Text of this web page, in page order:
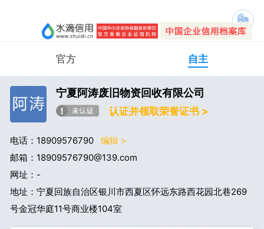
官方 自主
宁夏阿涛废旧物资回收有限公司
认证并领取荣誉证书 >
电话：18909576790
编辑 >
邮箱：18909576790@139.com
网址：-
地址：宁夏回族自治区银川市西夏区怀远东路西花园北巷269
号金冠华庭11号商业楼104室